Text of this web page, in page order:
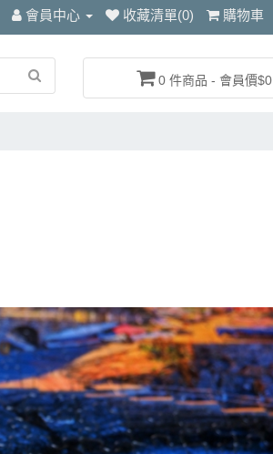
會員中心 收藏清單(0) 購物車
0 件商品 - 會員價$0